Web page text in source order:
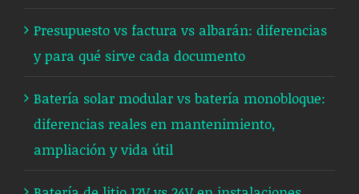
Presupuesto vs factura vs albarán: diferencias
y para qué sirve cada documento
Batería solar modular vs batería monobloque:
diferencias reales en mantenimiento,
ampliación y vida útil